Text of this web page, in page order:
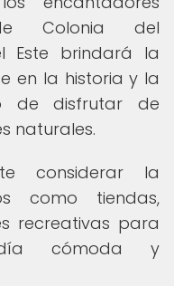
Colonia del
Este brindará la
en la historia y la
de disfrutar de
naturales.
considerar la
como tiendas,
recreativas para
cómoda y